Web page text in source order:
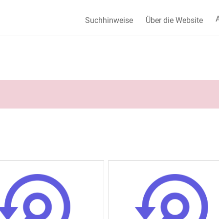
Suchhinweise Über die Website